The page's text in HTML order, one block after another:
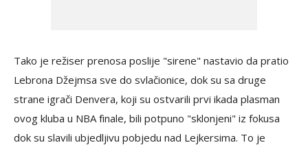
Tako je režiser prenosa poslije "sirene" nastavio da pratio
Lebrona Džejmsa sve do svlačionice, dok su sa druge
strane igrači Denvera, koji su ostvarili prvi ikada plasman
ovog kluba u NBA finale, bili potpuno "sklonjeni" iz fokusa
dok su slavili ubjedljivu pobjedu nad Lejkersima. To je